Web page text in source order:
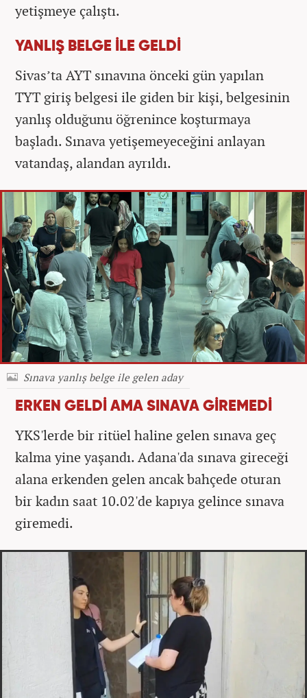
yetişmeye çalıştı.
YANLIŞ BELGE İLE GELDİ
Sivas’ta AYT sınavına önceki gün yapılan
TYT giriş belgesi ile giden bir kişi, belgesinin
yanlış olduğunu öğrenince koşturmaya
başladı. Sınava yetişemeyeceğini anlayan
vatandaş, alandan ayrıldı.
Sınava yanlış belge ile gelen aday
ERKEN GELDİ AMA SINAVA GİREMEDİ
YKS'lerde bir ritüel haline gelen sınava geç
kalma yine yaşandı. Adana'da sınava gireceği
alana erkenden gelen ancak bahçede oturan
bir kadın saat 10.02'de kapıya gelince sınava
giremedi.